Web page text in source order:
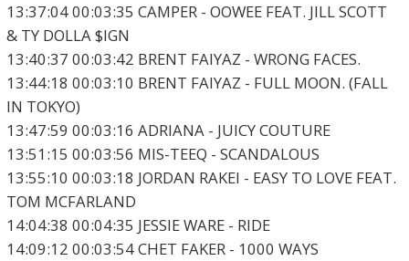
13:37:04 00:03:35 CAMPER - OOWEE FEAT. JILL SCOTT
& TY DOLLA $IGN
13:40:37 00:03:42 BRENT FAIYAZ - WRONG FACES.
13:44:18 00:03:10 BRENT FAIYAZ - FULL MOON. (FALL
IN TOKYO)
13:47:59 00:03:16 ADRIANA - JUICY COUTURE
13:51:15 00:03:56 MIS-TEEQ - SCANDALOUS
13:55:10 00:03:18 JORDAN RAKEI - EASY TO LOVE FEAT.
TOM MCFARLAND
14:04:38 00:04:35 JESSIE WARE - RIDE
14:09:12 00:03:54 CHET FAKER - 1000 WAYS